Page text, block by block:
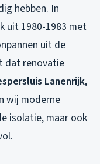
hebben. In
uit 1980-1983 met
uit de
dat renovatie
Lanenrijk,
wij moderne
isolatie, maar ook